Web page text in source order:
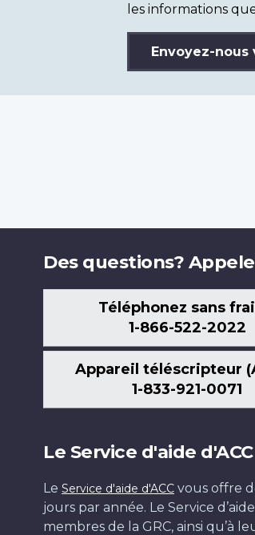
les informations
Envoyez-nous
Des questions?
Téléphonez sans
1-866-522-2022
Appareil téléscripteur
1-833-921-0071
Le Service d'aide d'ACC
Le Service d'aide d'ACC vous offre
jours par année. Le Service
membres de la GRC, ainsi qu’à